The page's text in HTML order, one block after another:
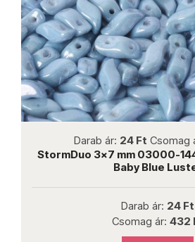
Darab ár: 24 Ft Csomag
StormDuo 3x7 mm 03000-
Baby Blue
Darab ár: 24 Ft
Csomag ár: 432